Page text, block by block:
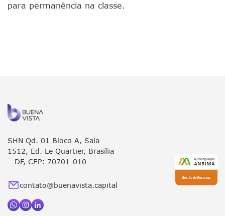
para permanência na classe.
SHN Qd. 01 Bloco A, Sala
1512, Ed. Le Quartier, Brasília
– DF, CEP: 70701-010
contato@buenavista.capital